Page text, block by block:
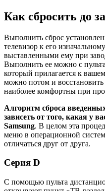
Как сбросить до
Выполнить сброс
телевизор к его
выставленными ему при
Выполнить ее можно с
который прилагается к
можно потом и
наиболее комфортны при
Алгоритм сброса
зависеть от того, какая у
Samsung. В целом эта
меню в операционной
отличаться друг от друга.
Серия D
С помощью пульта